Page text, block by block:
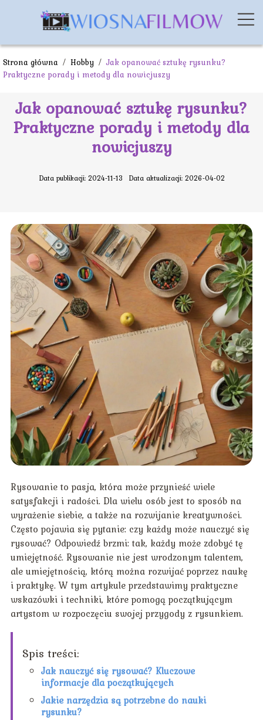
Strona główna / Hobby /Jak opanować sztukę rysunku?
Praktyczne porady i metody dla nowicjuszy
Jak opanować sztukę rysunku?
Praktyczne porady i metody dla
nowicjuszy
Data publikacji: 2024-11-13 Data aktualizacji: 2026-04-02
Rysowanie to pasja, która może przynieść wiele
satysfakcji i radości. Dla wielu osób jest to sposób na
wyrażenie siebie, a także na rozwijanie kreatywności.
Często pojawia się pytanie: czy każdy może nauczyć się
rysować? Odpowiedź brzmi: tak, każdy może zdobyć tę
umiejętność. Rysowanie nie jest wrodzonym talentem,
ale umiejętnością, którą można rozwijać poprzez naukę
i praktykę. W tym artykule przedstawimy praktyczne
wskazówki i techniki, które pomogą początkującym
artystom w rozpoczęciu swojej przygody z rysunkiem.
Spis treści:
Jak nauczyć się rysować? Kluczowe
informacje dla początkujących
Jakie narzędzia są potrzebne do nauki
rysunku?